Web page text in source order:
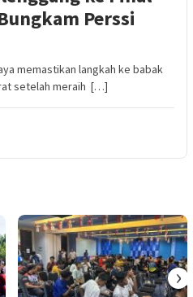
Perssi
memastikan langkah ke babak
setelah meraih […]
›